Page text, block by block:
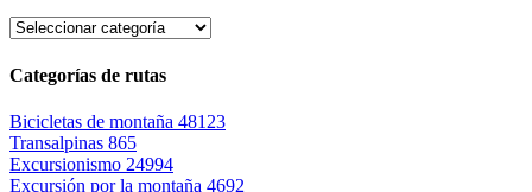
Categorías de rutas
Bicicletas de montaña 48123
Transalpinas 865
Excursionismo 24994
Excursión por la montaña 4692